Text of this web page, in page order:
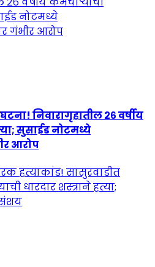
निवारागृहातील २६ वर्षीय
सुसाईड नोटमध्ये
आरोप